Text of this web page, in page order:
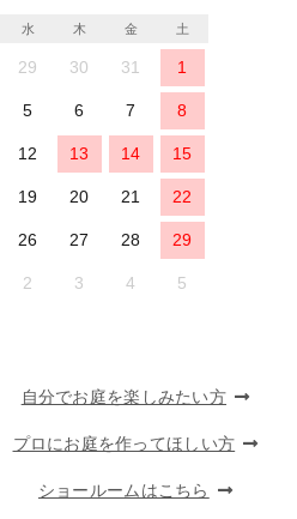
水 木 金 土
29 30 31 1
5 6 7 8
12 13 14 15
19 20 21 22
26 27 28 29
2 3 4 5
自分でお庭を楽しみたい方
プロにお庭を作ってほしい方
ショールームはこちら